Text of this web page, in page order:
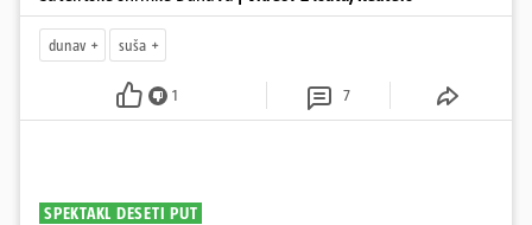
dunav suša
1 7
SPEKTAKL DESETI PUT